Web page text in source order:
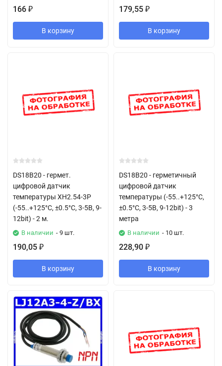
166 ₽
В корзину
179,55 ₽
В корзину
DS18B20 - гермет.
цифровой датчик
температуры XH2.54-3P
(-55..+125°C, ±0.5°C, 3-5В, 9-
12bit) - 2 м.
В наличии - 9 шт.
190,05 ₽
В корзину
DS18B20 - герметичный
цифровой датчик
температуры (-55..+125°C,
±0.5°C, 3-5В, 9-12bit) - 3
метра
В наличии - 10 шт.
228,90 ₽
В корзину